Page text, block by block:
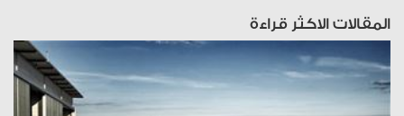
المقالات الاكثر قراءة